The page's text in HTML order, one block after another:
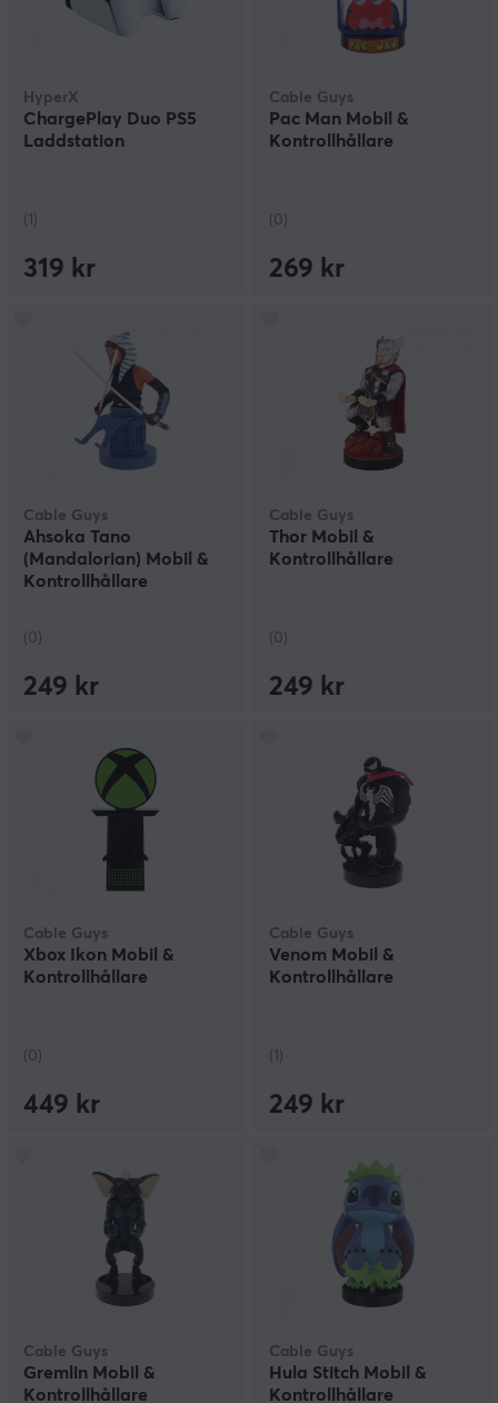
HyperX
ChargePlay Duo PS5
Laddstation
(1)
319 kr
Cable Guys
Pac Man Mobil &
Kontrollhållare
(0)
269 kr
Cable Guys
Ahsoka Tano
(Mandalorian) Mobil &
Kontrollhållare
(0)
249 kr
Cable Guys
Thor Mobil &
Kontrollhållare
(0)
249 kr
Cable Guys
Xbox Ikon Mobil &
Kontrollhållare
(0)
449 kr
Cable Guys
Venom Mobil &
Kontrollhållare
(1)
249 kr
Cable Guys
Gremlin Mobil &
Kontrollhållare
Cable Guys
Hula Stitch Mobil &
Kontrollhållare